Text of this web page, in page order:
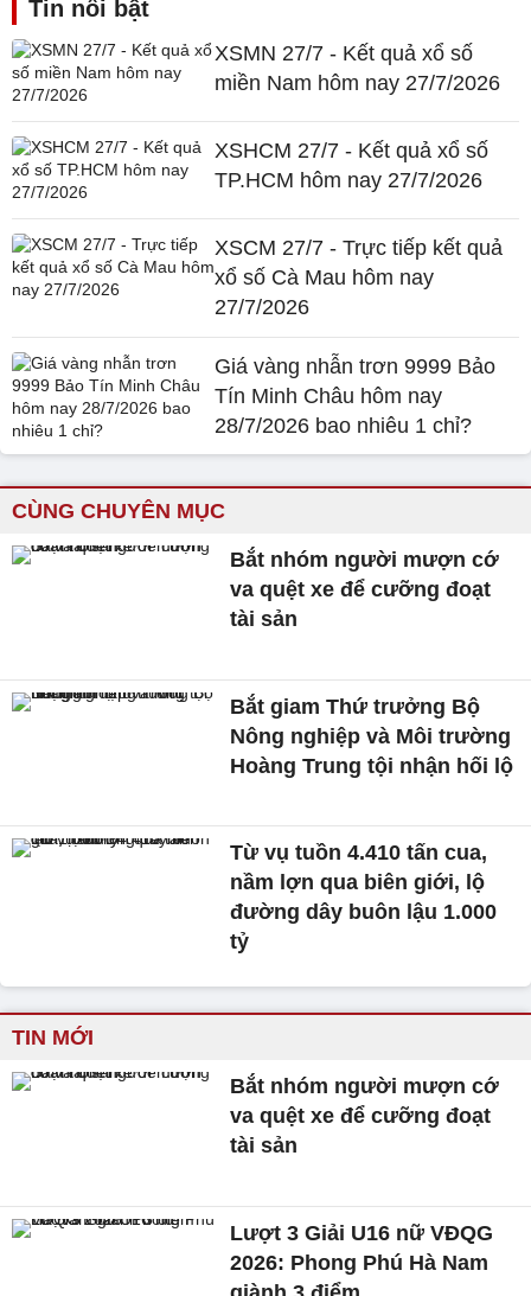
Tin nổi bật
XSMN 27/7 - Kết quả xổ số
miền Nam hôm nay 27/7/2026
XSHCM 27/7 - Kết quả xổ số
TP.HCM hôm nay 27/7/2026
XSCM 27/7 - Trực tiếp kết quả
xổ số Cà Mau hôm nay
27/7/2026
Giá vàng nhẫn trơn 9999 Bảo
Tín Minh Châu hôm nay
28/7/2026 bao nhiêu 1 chỉ?
CÙNG CHUYÊN MỤC
Bắt nhóm người mượn cớ
va quệt xe để cưỡng đoạt
tài sản
Bắt giam Thứ trưởng Bộ
Nông nghiệp và Môi trường
Hoàng Trung tội nhận hối lộ
Từ vụ tuồn 4.410 tấn cua,
nầm lợn qua biên giới, lộ
đường dây buôn lậu 1.000
tỷ
TIN MỚI
Bắt nhóm người mượn cớ
va quệt xe để cưỡng đoạt
tài sản
Lượt 3 Giải U16 nữ VĐQG
2026: Phong Phú Hà Nam